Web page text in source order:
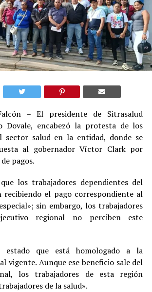
– El presidente de Sitrasalud
Dovale, encabezó la protesta de los
sector salud en la entidad, donde se
al gobernador Víctor Clark por
pagos.
los trabajadores dependientes del
recibiendo el pago correspondiente al
sin embargo, los trabajadores
regional no perciben este
estado que está homologado a la
vigente. Aunque ese beneficio sale del
los trabajadores de esta región
de la salud».